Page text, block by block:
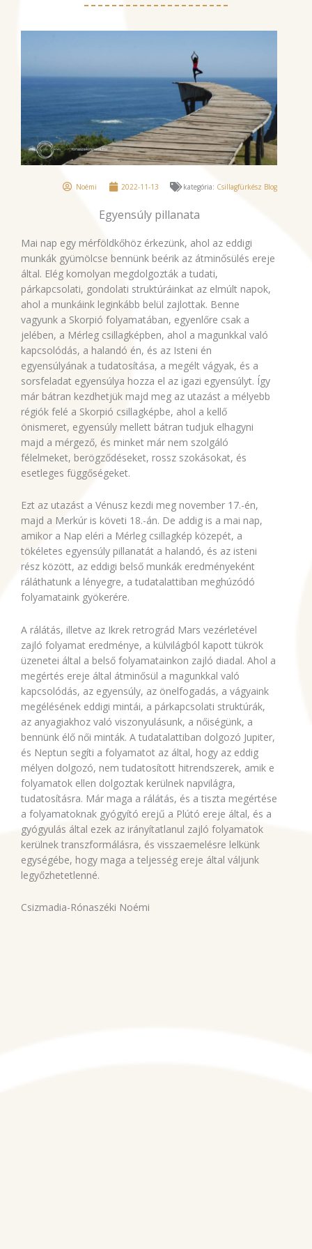
Noémi 2022-11-13 kategória: Csillagfürkész Blog
Egyensúly pillanata
Mai nap egy mérföldkőhöz érkezünk, ahol az eddigi
munkák gyümölcse bennünk beérik az átminősülés ereje
által. Elég komolyan megdolgozták a tudati,
párkapcsolati, gondolati struktúráinkat az elmúlt napok,
ahol a munkáink leginkább belül zajlottak. Benne
vagyunk a Skorpió folyamatában, egyenlőre csak a
jelében, a Mérleg csillagképben, ahol a magunkkal való
kapcsolódás, a halandó én, és az Isteni én
egyensúlyának a tudatosítása, a megélt vágyak, és a
sorsfeladat egyensúlya hozza el az igazi egyensúlyt. Így
már bátran kezdhetjük majd meg az utazást a mélyebb
régiók felé a Skorpió csillagképbe, ahol a kellő
önismeret, egyensúly mellett bátran tudjuk elhagyni
majd a mérgező, és minket már nem szolgáló
félelmeket, berögződéseket, rossz szokásokat, és
esetleges függőségeket.
Ezt az utazást a Vénusz kezdi meg november 17.-én,
majd a Merkúr is követi 18.-án. De addig is a mai nap,
amikor a Nap eléri a Mérleg csillagkép közepét, a
tökéletes egyensúly pillanatát a halandó, és az isteni
rész között, az eddigi belső munkák eredményeként
ráláthatunk a lényegre, a tudatalattiban meghúzódó
folyamataink gyökerére.
A rálátás, illetve az Ikrek retrográd Mars vezérletével
zajló folyamat eredménye, a külvilágból kapott tükrök
üzenetei által a belső folyamatainkon zajló diadal. Ahol a
megértés ereje által átminősül a magunkkal való
kapcsolódás, az egyensúly, az önelfogadás, a vágyaink
megélésének eddigi mintái, a párkapcsolati struktúrák,
az anyagiakhoz való viszonyulásunk, a nőiségünk, a
bennünk élő női minták. A tudatalattiban dolgozó Jupiter,
és Neptun segíti a folyamatot az által, hogy az eddig
mélyen dolgozó, nem tudatosított hitrendszerek, amik e
folyamatok ellen dolgoztak kerülnek napvilágra,
tudatosításra. Már maga a rálátás, és a tiszta megértése
a folyamatoknak gyógyító erejű a Plútó ereje által, és a
gyógyulás által ezek az irányítatlanul zajló folyamatok
kerülnek transzformálásra, és visszaemelésre lelkünk
egységébe, hogy maga a teljesség ereje által váljunk
legyőzhetetlenné.
Csizmadia-Rónaszéki Noémi